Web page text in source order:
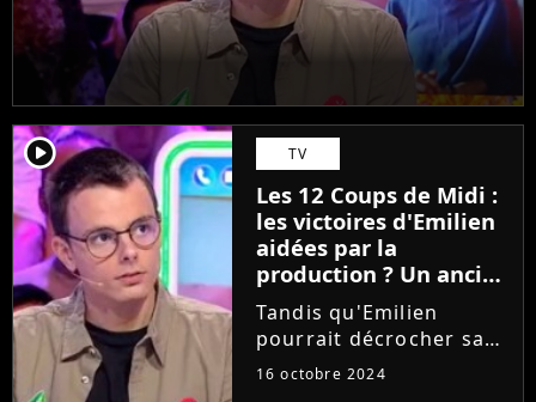
player2 TV
Les 12 Coups de Midi :
les victoires d'Emilien
aidées par la
production ? Un ancien
candidat balance, "Il
n'est pas énormément
mis en danger..."
Tandis qu'Emilien
pourrait décrocher sa
quatorzième étoile
16 octobre 2024